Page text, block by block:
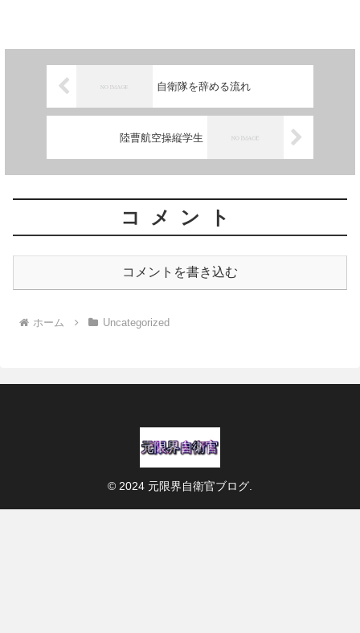
自衛隊を辞める流れ
陸曹航空操縦学生
コメント
コメントを書き込む
ホーム Uncategorized
© 2024 元限界自衛官ブログ.